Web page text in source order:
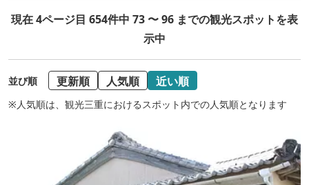
現在 4ページ目 654件中 73 〜 96 までの観光スポットを表
示中
並び順 更新順 人気順 近い順
※人気順は、観光三重におけるスポット内での人気順となります